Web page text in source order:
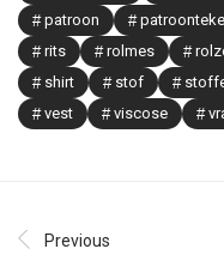
patroon
rits
rolmes
shirt
stof
vest
viscose
Previous